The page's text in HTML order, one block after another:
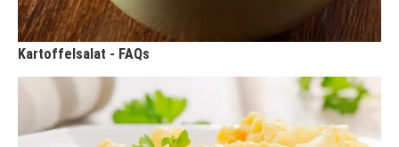
Kartoffelsalat - FAQs